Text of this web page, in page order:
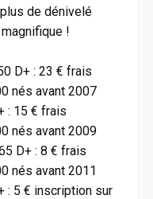
de dénivelé
!
D+ : 23 € frais
nés avant 2007
: 15 € frais
nés avant 2009
D+ : 8 € frais
nés avant 2011
: 5 € inscription sur